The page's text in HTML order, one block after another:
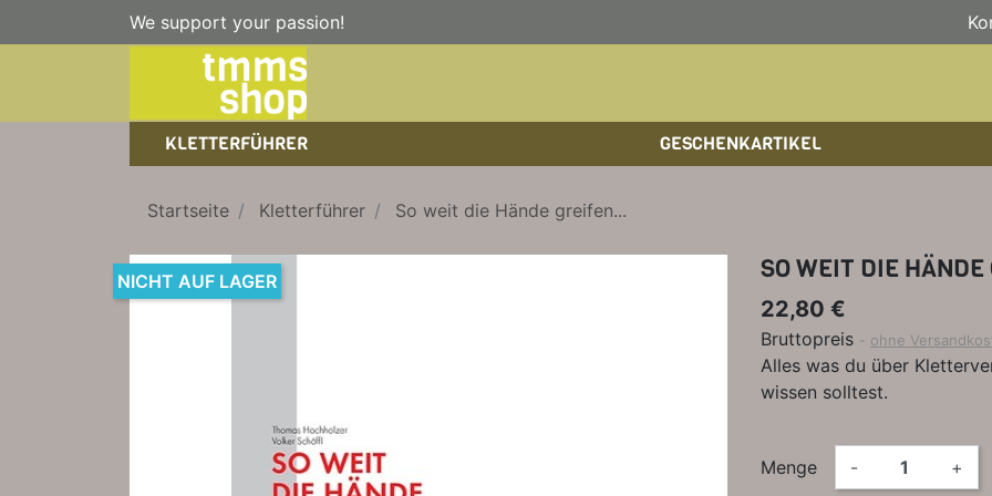
We support your passion!
KLETTERFÜHRER
TRAINING
KLETTER-KALENDER
GESCHENKARTIKEL
BÜCHER
Startseite Kletterführer So weit die Hände greifen...
NICHT AUF LAGER SO WEIT DIE HÄNDE
22,80 €
Bruttopreis ohne
Alles was du über
wissen solltest.
Menge - +